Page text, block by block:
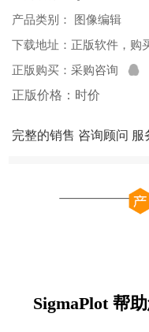
产品类别： 图像编辑
下载地址： 正版软件，购
正版购买： 采购咨询
正版价格：时价
完整的销售 咨询顾问 服
SigmaPlot 帮